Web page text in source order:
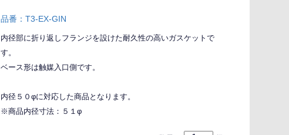
品番：T3-EX-GIN
内径部に折り返しフランジを設けた耐久性の高いガスケットで
す。
ベース形は触媒入口側です。
内径５０φに対応した商品となります。
※商品内径寸法：５１φ